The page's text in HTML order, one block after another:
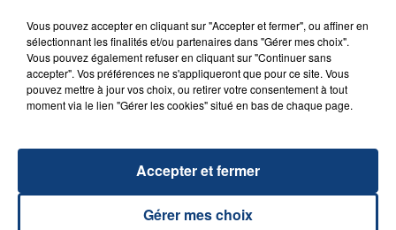
23 juillet 2026
INCENDIE MORTEL À LENS : UNE FEMME ET
SON BÉBÉ ENTRE LA VIE ET LA...
Un homme s'est immolé par le feu après avoir
Vous pouvez accepter en cliquant sur "Accepter et fermer", ou affiner en
sélectionnant les finalités et/ou partenaires dans "Gérer mes choix".
Vous pouvez également refuser en cliquant sur "Continuer sans
accepter". Vos préférences ne s'appliqueront que pour ce site. Vous
pouvez mettre à jour vos choix, ou retirer votre consentement à tout
moment via le lien "Gérer les cookies" situé en bas de chaque page.
Gérer mes choix
Accepter et fermer